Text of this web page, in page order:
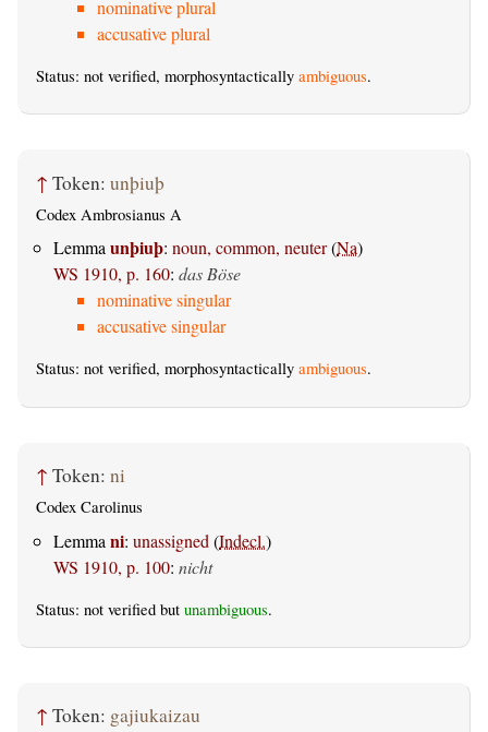
nominative plural
accusative plural
Status: not verified, morphosyntactically ambiguous.
↑ Token: unþiuþ
Codex Ambrosianus A
Lemmaunþiuþ: noun, common, neuter(Na)
WS 1910, p. 160: das Böse
nominative singular
accusative singular
Status: not verified, morphosyntactically ambiguous.
↑ Token: ni
Codex Carolinus
Lemma ni: unassigned (Indecl.)
WS 1910, p. 100: nicht
Status: not verified but unambiguous.
↑ Token: gajiukaizau